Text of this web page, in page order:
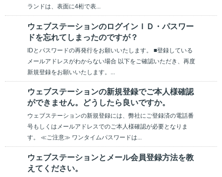
ランドは、表面に4桁で表...
ウェブステーションのログインＩＤ・パスワー
ドを忘れてしまったのですが？
IDとパスワードの再発行をお願いいたします。 ■登録している
メールアドレスがわからない場合 以下をご確認いただき、再度
新規登録をお願いいたします。...
ウェブステーションの新規登録でご本人様確認
ができません。どうしたら良いですか。
ウェブステーションの新規登録には、弊社にご登録済の電話番
号もしくはメールアドレスでのご本人様確認が必要となりま
す。 ≪ご注意≫ ワンタイムパスワードは...
ウェブステーションとメール会員登録方法を教
えてください。